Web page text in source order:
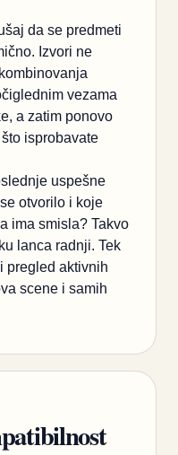
da se predmeti
Izvori ne
vezama
a zatim ponovo
isprobavate
uspešne
otvorilo i koje
ima smisla? Takvo
lanca radnji. Tek
pregled aktivnih
scene i samih